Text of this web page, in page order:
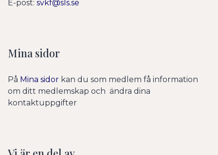
E-post: svkf@sls.se
Mina sidor
På Mina sidor kan du som medlem få information
om ditt medlemskap och ändra dina
kontaktuppgifter